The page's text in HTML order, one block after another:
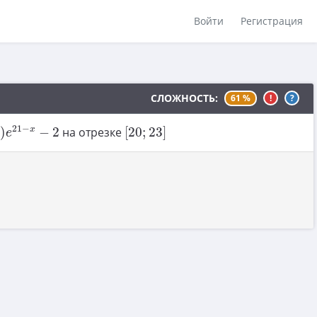
Войти Регистрация
СЛОЖНОСТЬ: 61 % ! ?
)e21−x − 2
− x−2 на отрезке 20; 23
[20; 23]